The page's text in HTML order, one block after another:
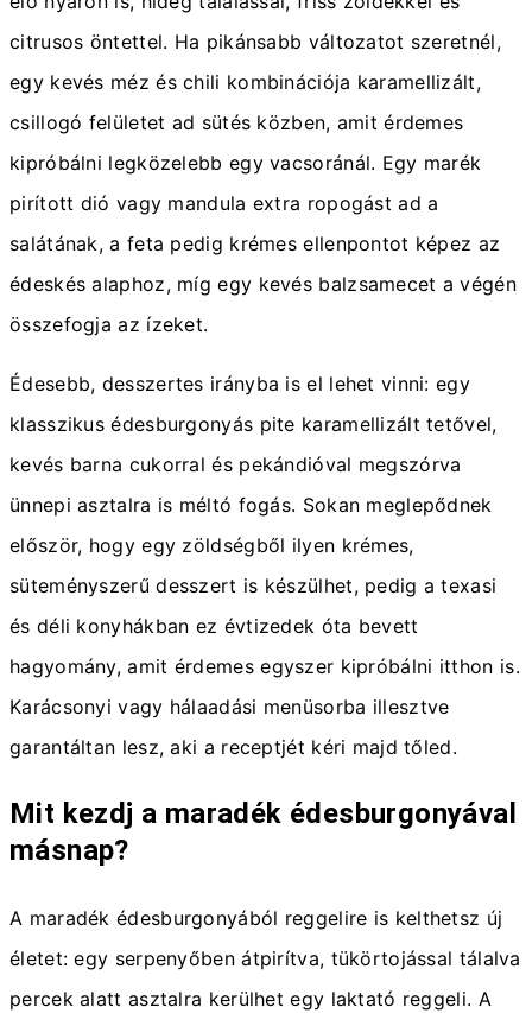
citrusos öntettel. Ha pikánsabb változatot szeretnél,
egy kevés méz és chili kombinációja karamellizált,
csillogó felületet ad sütés közben, amit érdemes
kipróbálni legközelebb egy vacsoránál. Egy marék
pirított dió vagy mandula extra ropogást ad a
salátának, a feta pedig krémes ellenpontot képez az
édeskés alaphoz, míg egy kevés balzsamecet a végén
összefogja az ízeket.
Édesebb, desszertes irányba is el lehet vinni: egy
klasszikus édesburgonyás pite karamellizált tetővel,
kevés barna cukorral és pekándióval megszórva
ünnepi asztalra is méltó fogás. Sokan meglepődnek
először, hogy egy zöldségből ilyen krémes,
süteményszerű desszert is készülhet, pedig a texasi
és déli konyhákban ez évtizedek óta bevett
hagyomány, amit érdemes egyszer kipróbálni itthon is.
Karácsonyi vagy hálaadási menüsorba illesztve
garantáltan lesz, aki a receptjét kéri majd tőled.
Mit kezdj a maradék édesburgonyával
másnap?
A maradék édesburgonyából reggelire is kelthetsz új
életet: egy serpenyőben átpirítva, tükörtojással tálalva
percek alatt asztalra kerülhet egy laktató reggeli. A